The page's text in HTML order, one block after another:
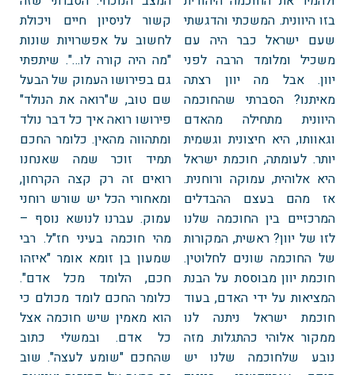
בזו היוונית. המשכתי והדגשתי
שעם ישראל כבר היה עם
משכיל ומלומד הרבה לפני
יוון. אבל מה יוון רצתה
מאיתנו? הסברתי שהחוכמה
היוונית מתחילה מהאדם
וגאוותו, היא חיצונית וגשמית
יותר. לעומתה, חוכמת ישראל
היא אלוהית, עמוקה ורוחנית.
אז מהם בעצם ההבדלים
המרכזיים בין החוכמה שלנו
לזו של יוון? ראשית, המקורות
של החוכמה שונים לחלוטין.
חוכמת יוון מבוססת על הבנת
המציאות על ידי האדם, בעוד
חוכמת ישראל ניתנה לנו
ממקור אלוהי כהתגלות. מזה
נובע שלחוכמה שלנו יש
קשור לניסיון חיים ויכולת
לחשוב על אפשרויות שונות
"מה היה קורה לו…". שיתפתי
גם בפירושו העמוק של הבעל
שם טוב, ש"רואה את הנולד"
פירושו רואה איך כל דבר נולד
ומתהווה מהאין. כלומר החכם
תמיד זוכר שמה שאנחנו
רואים זה רק קצה הקרחון,
ומאחורי הכל יש שורש רוחני
עמוק. עברנו לנושא נוסף –
מהי חוכמה בעיני חז"ל. רבי
שמעון בן זומא אומר "איזהו
חכם, הלומד מכל אדם".
כלומר החכם לומד מכולם כי
הוא מאמין שיש חוכמה אצל
כל אדם. ובמשלי כתוב
שהחכם "שומע לעצה". שוב